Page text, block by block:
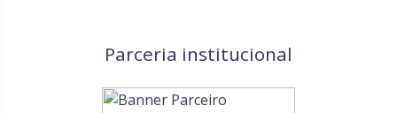
Parceria institucional